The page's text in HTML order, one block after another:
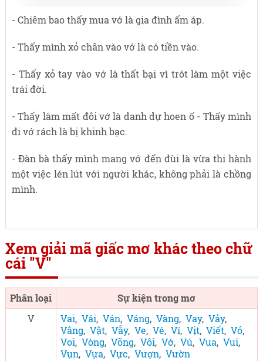
- Chiêm bao thấy mua vớ là gia đình ấm áp.
- Thấy mình xỏ chân vào vớ là có tiền vào.
- Thấy xỏ tay vào vớ là thất bại vì trót làm một việc
trái đời.
- Thấy làm mất đôi vớ là danh dự hoen ố - Thấy mình
đi vớ rách là bị khinh bạc.
- Đàn bà thấy mình mang vớ đến đùi là vừa thi hành
một việc lén lút với người khác, không phải là chồng
mình.
Xem giải mã giấc mơ khác theo chữ
cái "V"
Phân loại
Sự kiện trong mơ
V
Vai, Vái, Ván, Váng, Vàng, Vay, Vảy,
Vắng, Vật, Vẫy, Ve, Vé, Ví, Vịt, Viết, Vỏ,
Voi, Vòng, Võng, Vôi, Vớ, Vú, Vua, Vui,
Vụn, Vựa, Vực, Vượn, Vườn